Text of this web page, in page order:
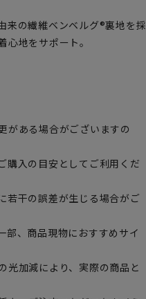
来の繊維ベンベルグ®裏地を採
地をサポート。
がある場合がございますの
購入の目安としてご利用くだ
若干の誤差が生じる場合がご
、商品現物におすすめサイ
加減により、実際の商品と